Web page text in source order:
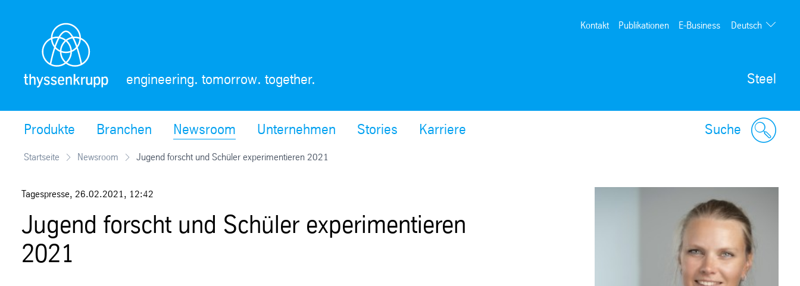
Steel
engineering. tomorrow. together.
Kontakt Publikationen E-Business Deutsch
Suche
Produkte Branchen Newsroom Unternehmen Stories Karriere
Startseite Newsroom Jugend forscht und Schüler experimentieren 2021
Tagespresse, 26.02.2021 , 12:42
Jugend forscht und Schüler experimentieren
2021